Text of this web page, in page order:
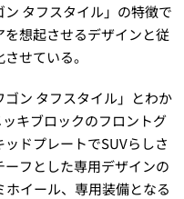
タフスタイル」の特徴で
想起させるデザインと従
せている。
ン タフスタイル」とわか
キブロックのフロントグ
ドプレートでSUVらしさ
フとした専用デザインの
イール、専用装備となる